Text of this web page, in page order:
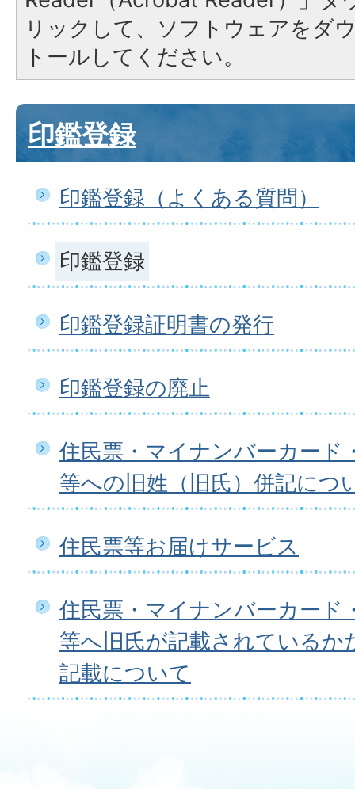
リックして、ソフトウェアをダ
トールしてください。
印鑑登録
印鑑登録（よくある質問）
印鑑登録
印鑑登録証明書の発行
印鑑登録の廃止
住民票・マイナンバーカード
等への旧姓（旧氏）併記につ
住民票等お届けサービス
住民票・マイナンバーカード
等へ旧氏が記載されているか
記載について